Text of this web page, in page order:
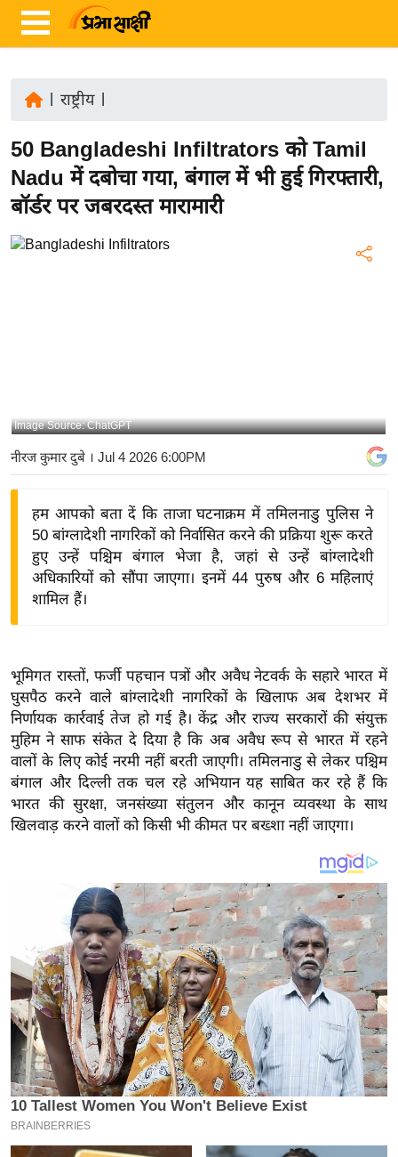
ज़ा
ख
र
रा
य
ज़
द्यो
वि
शे
ष
ज्ञ
रा
य
ब
क्रि
के
ट
I
P
L
2
0
2
राष्ट्रीय|
50 Bangladeshi Infiltrators को Tamil
Nadu में दबोचा गया, बंगाल में भी हुई गिरफ्तारी,
बॉर्डर पर जबरदस्त मारामारी
Image Source: ChatGPT
नीरज कुमार दुबे । Jul 4 2026 6:00PM
हम आपको बता दें कि ताजा घटनाक्रम में तमिलनाडु पुलिस ने
50 बांग्लादेशी नागरिकों को निर्वासित करने की प्रक्रिया शुरू करते
हुए उन्हें पश्चिम बंगाल भेजा है, जहां से उन्हें बांग्लादेशी
अधिकारियों को सौंपा जाएगा। इनमें 44 पुरुष और 6 महिलाएं
शामिल हैं।
भूमिगत रास्तों, फर्जी पहचान पत्रों और अवैध नेटवर्क के सहारे भारत में
घुसपैठ करने वाले बांग्लादेशी नागरिकों के खिलाफ अब देशभर में
निर्णायक कार्रवाई तेज हो गई है। केंद्र और राज्य सरकारों की संयुक्त
मुहिम ने साफ संकेत दे दिया है कि अब अवैध रूप से भारत में रहने
वालों के लिए कोई नरमी नहीं बरती जाएगी। तमिलनाडु से लेकर पश्चिम
बंगाल और दिल्ली तक चल रहे अभियान यह साबित कर रहे हैं कि
भारत की सुरक्षा, जनसंख्या संतुलन और कानून व्यवस्था के साथ
खिलवाड़ करने वालों को किसी भी कीमत पर बख्शा नहीं जाएगा।